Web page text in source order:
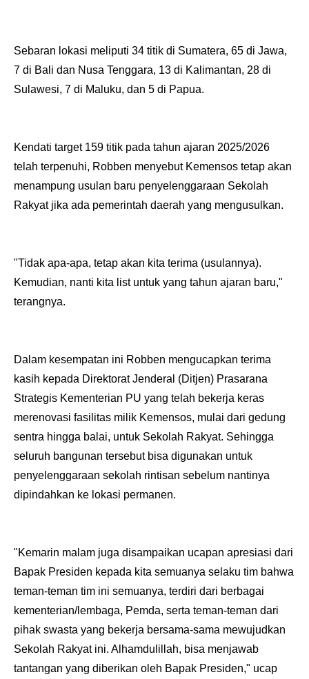
Sebaran lokasi meliputi 34 titik di Sumatera, 65 di Jawa,
7 di Bali dan Nusa Tenggara, 13 di Kalimantan, 28 di
Sulawesi, 7 di Maluku, dan 5 di Papua.
Kendati target 159 titik pada tahun ajaran 2025/2026
telah terpenuhi, Robben menyebut Kemensos tetap akan
menampung usulan baru penyelenggaraan Sekolah
Rakyat jika ada pemerintah daerah yang mengusulkan.
"Tidak apa-apa, tetap akan kita terima (usulannya).
Kemudian, nanti kita list untuk yang tahun ajaran baru,"
terangnya.
Dalam kesempatan ini Robben mengucapkan terima
kasih kepada Direktorat Jenderal (Ditjen) Prasarana
Strategis Kementerian PU yang telah bekerja keras
merenovasi fasilitas milik Kemensos, mulai dari gedung
sentra hingga balai, untuk Sekolah Rakyat. Sehingga
seluruh bangunan tersebut bisa digunakan untuk
penyelenggaraan sekolah rintisan sebelum nantinya
dipindahkan ke lokasi permanen.
"Kemarin malam juga disampaikan ucapan apresiasi dari
Bapak Presiden kepada kita semuanya selaku tim bahwa
teman-teman tim ini semuanya, terdiri dari berbagai
kementerian/lembaga, Pemda, serta teman-teman dari
pihak swasta yang bekerja bersama-sama mewujudkan
Sekolah Rakyat ini. Alhamdulillah, bisa menjawab
tantangan yang diberikan oleh Bapak Presiden," ucap